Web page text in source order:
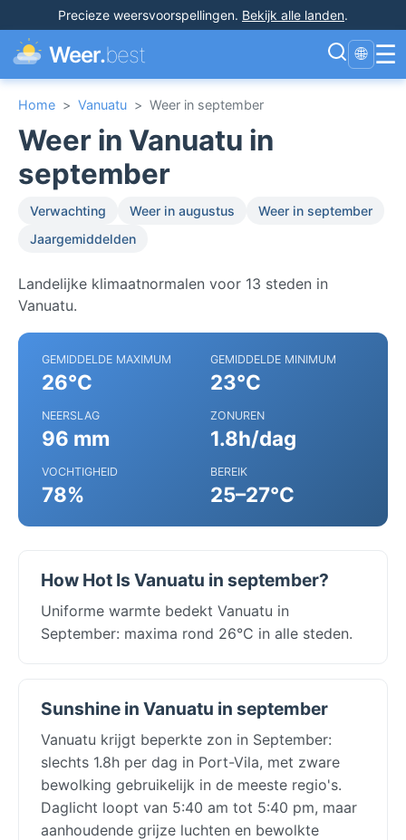
Precieze weersvoorspellingen. Bekijk alle landen.
Weer.best 🌐 ☰
Home > Vanuatu > Weer in september
Weer in Vanuatu in
september
Verwachting Weer in augustus
Weer in september
Jaargemiddelden
Landelijke klimaatnormalen voor 13 steden in
Vanuatu.
GEMIDDELDE MAXIMUM
26°C
GEMIDDELDE MINIMUM
23°C
NEERSLAG
96 mm
ZONUREN
1.8h/dag
VOCHTIGHEID
78%
BEREIK
25–27°C
How Hot Is Vanuatu in september?
Uniforme warmte bedekt Vanuatu in
September: maxima rond 26°C in alle steden.
Sunshine in Vanuatu in september
Vanuatu krijgt beperkte zon in September:
slechts 1.8h per dag in Port-Vila, met zware
bewolking gebruikelijk in de meeste regio's.
Daglicht loopt van 5:40 am tot 5:40 pm, maar
aanhoudende grijze luchten en bewolkte